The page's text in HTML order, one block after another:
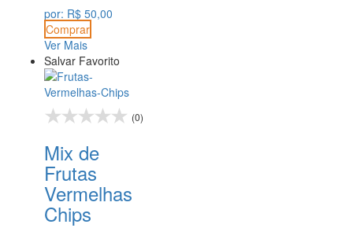
por: R$ 50,00
Comprar
Ver Mais
Salvar Favorito
(0)
Mix de
Frutas
Vermelhas
Chips